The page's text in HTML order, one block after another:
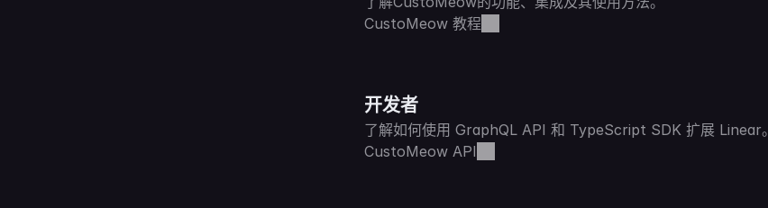
CustoMeow 教程
开发者
了解如何使用 GraphQL API 和 TypeScript SDK 扩展 Linear。
CustoMeow API